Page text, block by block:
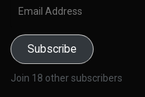
Subscribe
Join 18 other subscribers